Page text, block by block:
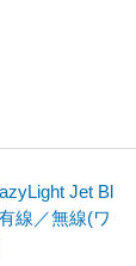
Jet Bl
線／無線(ワ